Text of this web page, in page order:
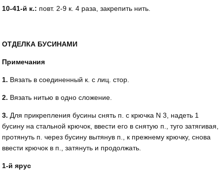
10-41-й к.: повт. 2-9 к. 4 раза, закрепить нить.
ОТДЕЛКА БУСИНАМИ
Примечания
1. Вязать в соединенный к. c лиц. cтop.
2. Вязать нитью в одно сложение.
3. Для прикрепления бусины снять п. c крючка N 3, надеть 1
бусину на стальной крючок, ввести его в снятую п., туго затягивая,
протянуть п. через бусину вытянув п., к прежнему крючку, снова
ввести крючок в п., затянуть и продолжать.
1-й ярус